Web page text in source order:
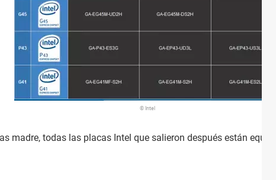
© Intel
madre, todas las placas Intel que salieron después están